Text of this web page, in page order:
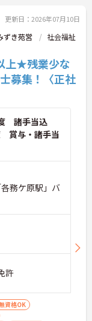
更新日：2026年07月10日
ずき苑営
社会福祉
上★残業少な
募集！〈正社
諸手当込
賞与・諸手当
務ケ原駅」バ
許
資格OK